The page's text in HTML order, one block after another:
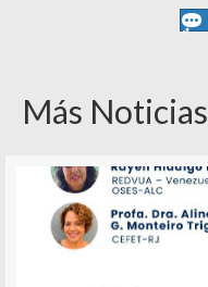
Más Noticias